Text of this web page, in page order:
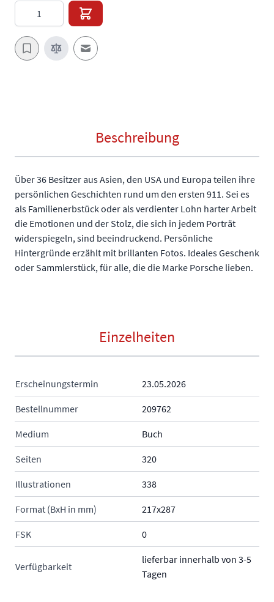
Menge
E-Mail an einen Freund
Beschreibung
Über 36 Besitzer aus Asien, den USA und Europa teilen ihre
persönlichen Geschichten rund um den ersten 911. Sei es
als Familienerbstück oder als verdienter Lohn harter Arbeit
die Emotionen und der Stolz, die sich in jedem Porträt
widerspiegeln, sind beeindruckend. Persönliche
Hintergründe erzählt mit brillanten Fotos. Ideales Geschenk
oder Sammlerstück, für alle, die die Marke Porsche lieben.
Einzelheiten
Erscheinungstermin 23.05.2026
Bestellnummer 209762
Medium Buch
Seiten 320
Illustrationen 338
Format (BxH in mm) 217x287
FSK 0
Verfügbarkeit
lieferbar innerhalb von 3-5
Tagen